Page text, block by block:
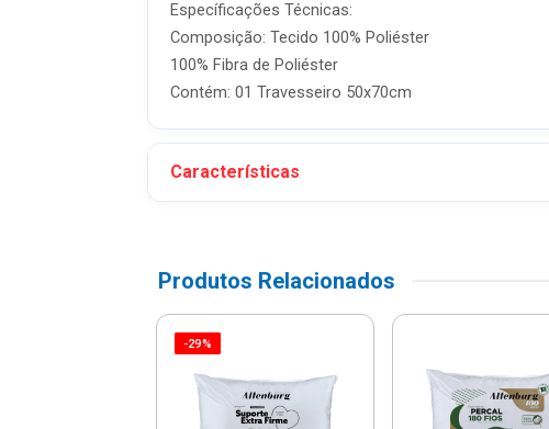
Específicações Técnicas:
Composição: Tecido 100% Poliéster
100% Fibra de Poliéster
Contém: 01 Travesseiro 50x70cm
Características
Produtos Relacionados
-29%